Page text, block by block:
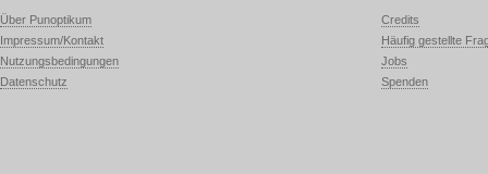
Über Punoptikum
Impressum/Kontakt
Nutzungsbedingungen
Datenschutz
Credits
Häufig gestellte
Jobs
Spenden